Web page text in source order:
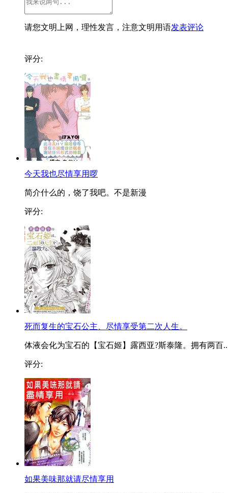
请您文明上网，理性发言，注意文明用语发表评论
评分:
今天我也尽情享用啰
简介什么的，饶了我吧。不是新漫
评分:
死而复生的宝石公主、尽情享受第二次人生。
体液会化为宝石的【宝石姬】露西亚?斯泰隆。拥有两百
评分:
如果美味那就请尽情享用